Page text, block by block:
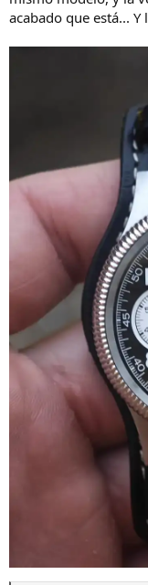
acabado que está... Y